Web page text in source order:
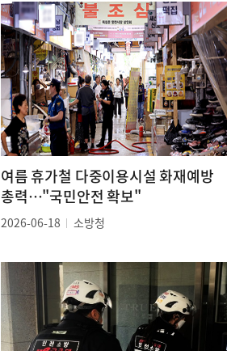
여름 휴가철 다중이용시설 화재예방
총력…"국민안전 확보"
2026-06-18 소방청
뉴
스